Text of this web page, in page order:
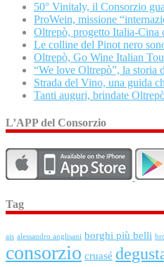
50° Vinitaly, il Consorzio
ProWein, missione
Oltrepò, progetto Italia-Cina
Le colline del Pinot nero
Oltrepò, Go Wine Italian
“We love Oltrepò”, la storia
Strada del Vino, una guida
Tanti auguri, brindate
L’APP del Consorzio
Tag
ais alessandro anglisani borghi più belli
consorzio cruasé